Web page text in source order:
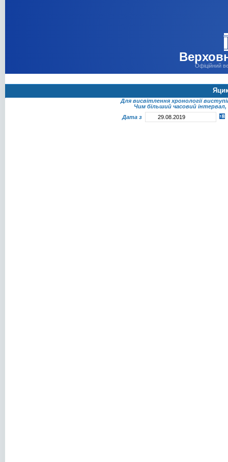
Офіційний
Для висвітлення хронології
Чим більший часовий інтервал,
Дата з